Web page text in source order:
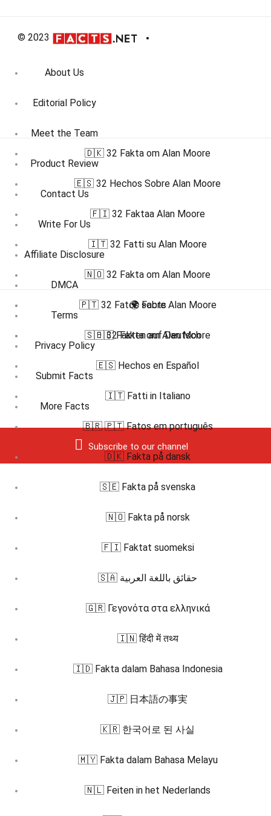
© 2023
About Us
Editorial Policy
Meet the Team
Product Review
Contact Us
Write For Us
Affiliate Disclosure
DMCA
Terms
Privacy Policy
Submit Facts
More Facts
Subscribe to our channel
🇩🇰 32 Fakta om Alan Moore
🇪🇸 32 Hechos Sobre Alan Moore
🇫🇮 32 Faktaa Alan Moore
🇮🇹 32 Fatti su Alan Moore
🇳🇴 32 Fakta om Alan Moore
🇵🇹 32 Fatos sobre Alan Moore
🇸🇪 32 Fakta om Alan Moore
🌍 Facts
🇩🇪 Fakten auf Deutsch
🇪🇸 Hechos en Español
🇮🇹 Fatti in Italiano
🇧🇷 🇵🇹 Fatos em português
🇩🇰 Fakta på dansk
🇸🇪 Fakta på svenska
🇳🇴 Fakta på norsk
🇫🇮 Faktat suomeksi
🇸🇦 حقائق باللغة العربية
🇬🇷 Γεγονότα στα ελληνικά
🇮🇳 हिंदी में तथ्य
🇮🇩 Fakta dalam Bahasa Indonesia
🇯🇵 日本語の事実
🇰🇷 한국어로 된 사실
🇲🇾 Fakta dalam Bahasa Melayu
🇳🇱 Feiten in het Nederlands